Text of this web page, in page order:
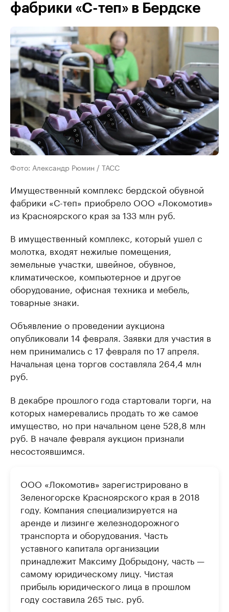
фабрики «С-теп» в Бердске
Фото: Александр Рюмин / ТАСС
Имущественный комплекс бердской обувной
фабрики «С-теп» приобрело ООО «Локомотив»
из Красноярского края за 133 млн руб.
В имущественный комплекс, который ушел с
молотка, входят нежилые помещения,
земельные участки, швейное, обувное,
климатическое, компьютерное и другое
оборудование, офисная техника и мебель,
товарные знаки.
Объявление о проведении аукциона
опубликовали 14 февраля. Заявки для участия в
нем принимались с 17 февраля по 17 апреля.
Начальная цена торгов составляла 264,4 млн
руб.
В декабре прошлого года стартовали торги, на
которых намеревались продать то же самое
имущество, но при начальном цене 528,8 млн
руб. В начале февраля аукцион признали
несостоявшимся.
ООО «Локомотив» зарегистрировано в
Зеленогорске Красноярского края в 2018
году. Компания специализируется на
аренде и лизинге железнодорожного
транспорта и оборудования. Часть
уставного капитала организации
принадлежит Максиму Добрыдону, часть —
самому юридическому лицу. Чистая
прибыль юридического лица в прошлом
году составила 265 тыс. руб.